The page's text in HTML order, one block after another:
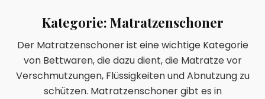
Kategorie: Matratzenschoner
Der Matratzenschoner ist eine wichtige Kategorie
von Bettwaren, die dazu dient, die Matratze vor
Verschmutzungen, Flüssigkeiten und Abnutzung zu
schützen. Matratzenschoner gibt es in